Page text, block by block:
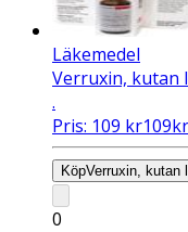
Läkemedel
Verruxin, kutan
.
Pris: 109 kr109kr
KöpVerruxin, kutan
0